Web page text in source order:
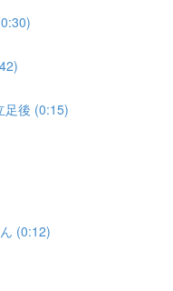
足後 (0:15)
(0:12)